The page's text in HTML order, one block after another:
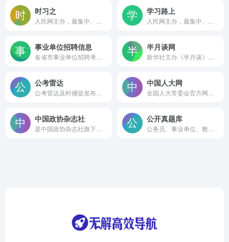
时习之 学习路上
事业单位招聘信息 半月谈网
公考雷达 中国人大网
中国政协杂志社 公开真题库